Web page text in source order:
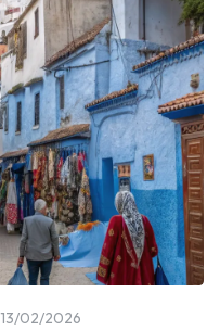
13/02/2026